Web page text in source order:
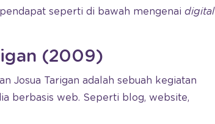
seperti di bawah mengenai digital
(2009)
Josua Tarigan adalah sebuah kegiatan
berbasis web. Seperti blog, website,